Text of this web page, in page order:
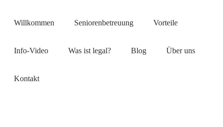
Willkommen Seniorenbetreuung Vorteile
Info-Video Was ist legal? Blog Über uns
Kontakt